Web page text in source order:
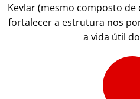
Kevlar (mesmo composto
fortalecer a estrutura nos
a vida útil